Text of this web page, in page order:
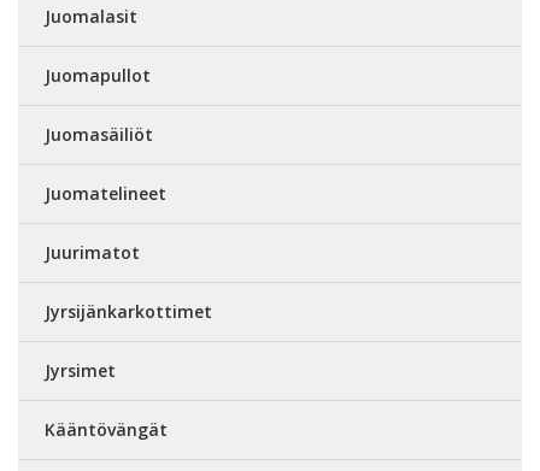
Juomalasit
Juomapullot
Juomasäiliöt
Juomatelineet
Juurimatot
Jyrsijänkarkottimet
Jyrsimet
Kääntövängät